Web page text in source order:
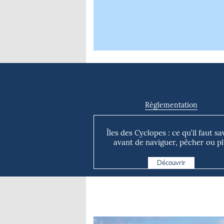
Règlementation
Îles des Cyclopes : ce qu’il faut
avant de naviguer, pêcher ou
Découvrir